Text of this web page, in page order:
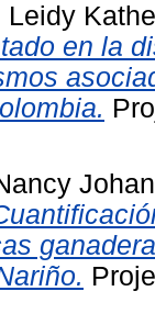
Leidy
en la